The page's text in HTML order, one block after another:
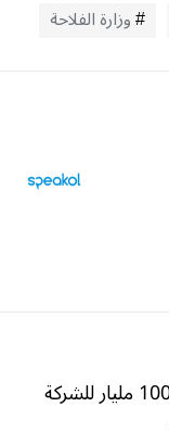
وزارة الفلاحة
صافي أرباح يفوق 100 مليار للشركة